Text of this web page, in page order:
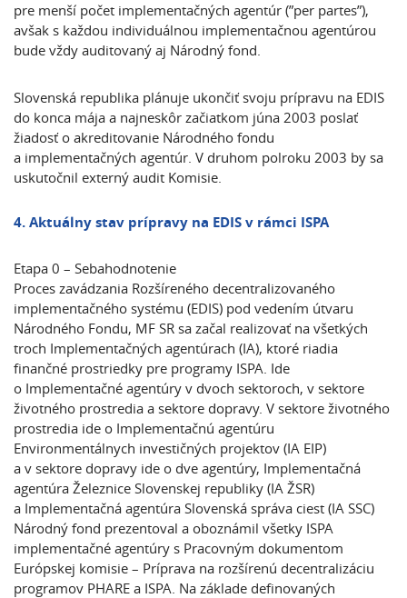
pre menší počet implementačných agentúr (”per partes”),
avšak s každou individuálnou implementačnou agentúrou
bude vždy auditovaný aj Národný fond.
Slovenská republika plánuje ukončiť svoju prípravu na EDIS
do konca mája a najneskôr začiatkom júna 2003 poslať
žiadosť o akreditovanie Národného fondu
a implementačných agentúr. V druhom polroku 2003 by sa
uskutočnil externý audit Komisie.
4. Aktuálny stav prípravy na EDIS v rámci ISPA
Etapa 0 – Sebahodnotenie
Proces zavádzania Rozšíreného decentralizovaného
implementačného systému (EDIS) pod vedením útvaru
Národného Fondu, MF SR sa začal realizovať na všetkých
troch Implementačných agentúrach (IA), ktoré riadia
finančné prostriedky pre programy ISPA. Ide
o Implementačné agentúry v dvoch sektoroch, v sektore
životného prostredia a sektore dopravy. V sektore životného
prostredia ide o Implementačnú agentúru
Environmentálnych investičných projektov (IA EIP)
a v sektore dopravy ide o dve agentúry, Implementačná
agentúra Železnice Slovenskej republiky (IA ŽSR)
a Implementačná agentúra Slovenská správa ciest (IA SSC)
Národný fond prezentoval a oboznámil všetky ISPA
implementačné agentúry s Pracovným dokumentom
Európskej komisie – Príprava na rozšírenú decentralizáciu
programov PHARE a ISPA. Na základe definovaných